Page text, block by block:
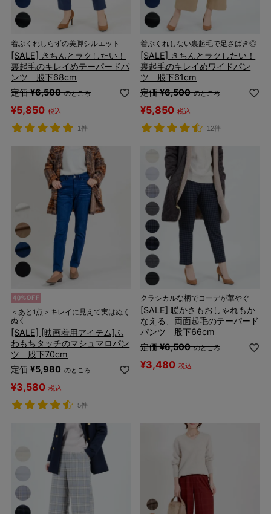
着ぶくれしらずの美脚シルエット
[SALE] きちんとラクしたい！
裏起毛のキレイめテーパードパ
ンツ 股下68cm
定価 ¥6,500 のところ
¥5,850 税込
1件
着ぶくれしない裏起毛で足さばき◎
[SALE] きちんとラクしたい！
裏起毛のキレイめワイドパン
ツ 股下61cm
定価 ¥6,500 のところ
¥5,850 税込
12件
＜あと1点＞キレイに見えて実はぬく
ぬく
[SALE] [映画着用アイテム]ふ
わもちタッチのマシュマロパン
ツ 股下70cm
定価 ¥5,980 のところ
¥3,580 税込
5件
クラシカルな柄でコーデが華やぐ
[SALE] 暖かさもおしゃれもか
なえる、両面起毛のテーパード
パンツ 股下66cm
定価 ¥6,500 のところ
¥3,480 税込